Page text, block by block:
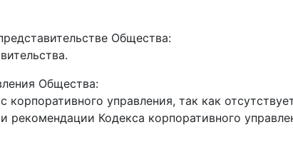
Общества:
Общества:
управления, так как
рекомендации Кодекса корпоративного